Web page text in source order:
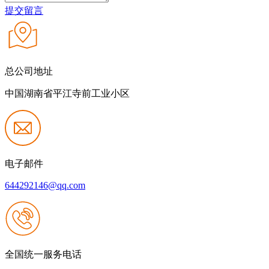
提交留言
总公司地址
中国湖南省平江寺前工业小区
电子邮件
644292146@qq.com
全国统一服务电话